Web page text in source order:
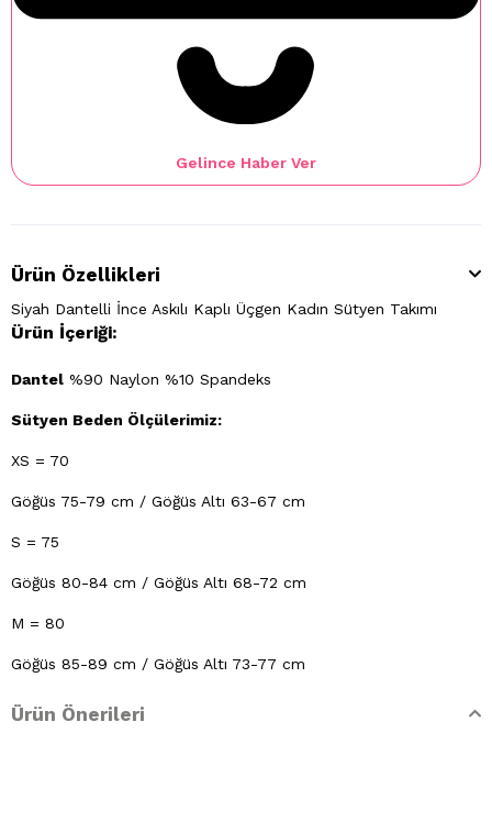
Gelince Haber Ver
Ürün Özellikleri
Siyah Dantelli İnce Askılı Kaplı Üçgen Kadın Sütyen Takımı
Ürün İçeriği:
Dantel %90 Naylon %10 Spandeks
Sütyen Beden Ölçülerimiz:
XS = 70
Göğüs 75-79 cm / Göğüs Altı 63-67 cm
S = 75
Göğüs 80-84 cm / Göğüs Altı 68-72 cm
M = 80
Göğüs 85-89 cm / Göğüs Altı 73-77 cm
L = 85
Ürün Önerileri